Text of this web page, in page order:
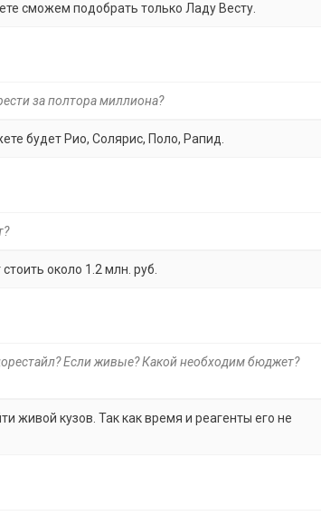
сможем подобрать только Ладу Весту.
за полтора миллиона?
будет Рио, Солярис, Поло, Рапид.
около 1.2 млн. руб.
Если живые? Какой необходим бюджет?
живой кузов. Так как время и реагенты его не